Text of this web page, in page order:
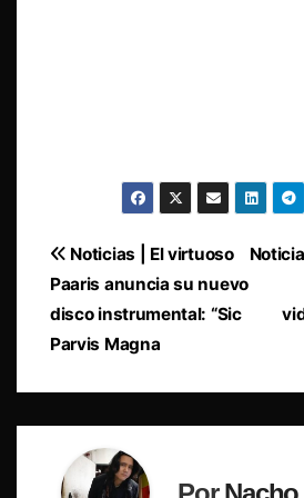
Navegación
de
entradas
Noticias | El virtuoso
Paaris anuncia su nuevo
disco instrumental: “Sic
Parvis Magna